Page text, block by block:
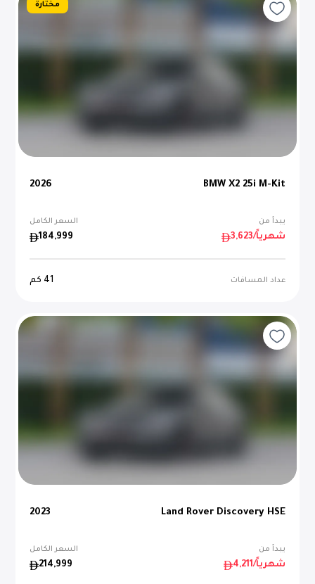
مختارة
BMW X2 25i M-Kit
2026
يبدأ من السعر الكامل
3,623 /شهرياً 184,999
عداد المسافات 41 كم
Land Rover Discovery HSE
2023
يبدأ من السعر الكامل
4,211 /شهرياً 214,999